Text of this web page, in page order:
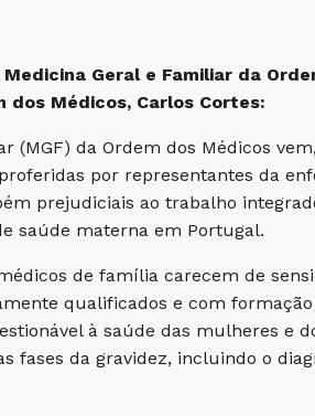
Geral e Familiar da
Médicos, Carlos Cortes:
(MGF) da Ordem dos Médicos
por representantes da
prejudiciais ao trabalho
saúde materna em Portugal.
de família carecem de
qualificados e com
à saúde das mulheres e
fases da gravidez, incluindo o